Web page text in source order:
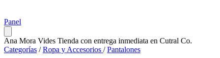
Panel
Ana Mora Vides Tienda con entrega inmediata en Cutral Co.
Categorías / Ropa y Accesorios / Pantalones